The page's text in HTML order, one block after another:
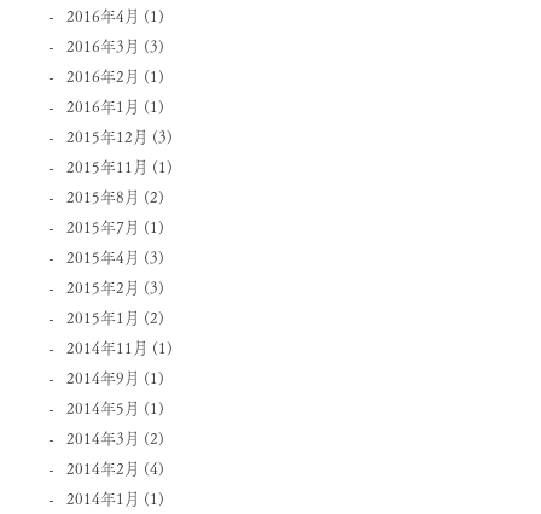
2016年4月 (1)
2016年3月 (3)
2016年2月 (1)
2016年1月 (1)
2015年12月 (3)
2015年11月 (1)
2015年8月 (2)
2015年7月 (1)
2015年4月 (3)
2015年2月 (3)
2015年1月 (2)
2014年11月 (1)
2014年9月 (1)
2014年5月 (1)
2014年3月 (2)
2014年2月 (4)
2014年1月 (1)